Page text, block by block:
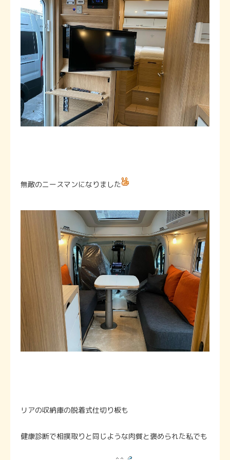
無敵のニースマンになりました
リアの収納庫の脱着式仕切り板も
健康診断で相撲取りと同じような肉質と褒められた私でも